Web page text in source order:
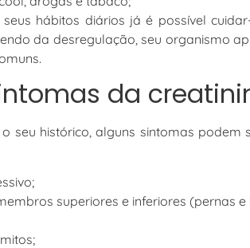
hábitos diários já é possível
da desregulação, seu organismo
da
seu histórico, alguns sintomas podem
superiores e inferiores (pernas e